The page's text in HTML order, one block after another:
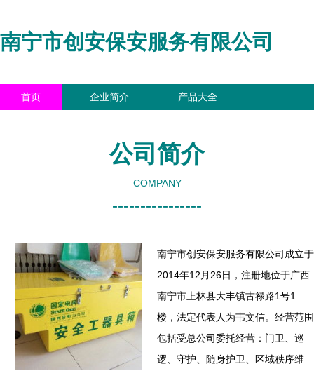
南宁市创安保安服务有限公司
首页 企业简介 产品大全
公司简介
COMPANY
----------------
南宁市创安保安服务有限公司成立于
2014年12月26日，注册地位于广西
南宁市上林县大丰镇古禄路1号1
楼，法定代表人为韦文信。经营范围
包括受总公司委托经营：门卫、巡
逻、守护、随身护卫、区域秩序维